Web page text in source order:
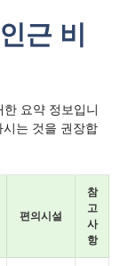
근 비
요약 정보입니
는 것을 권장합
편의시설
참
고
사
항